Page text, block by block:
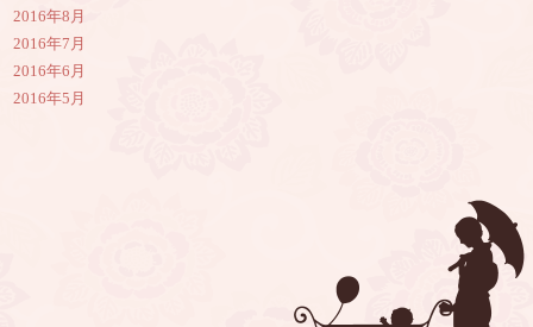
2016年8月
2016年7月
2016年6月
2016年5月